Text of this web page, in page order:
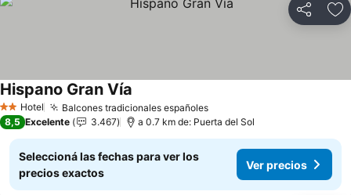
Compartir
2 Estrellas
Hotel Balcones tradicionales españoles
Hispano Gran Vía
8,5 Excelente 3.467 a 0.7 km de: Puerta del Sol
Seleccioná las fechas para ver los
precios exactos
Ver precios